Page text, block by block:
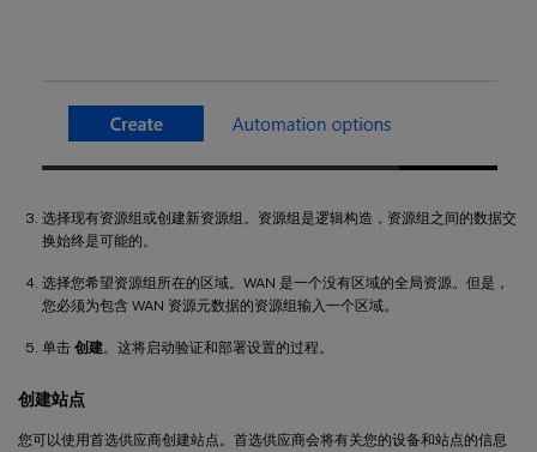
选择现有资源组或创建新资源组。资源组是逻辑构造，资源组之间的数据交
换始终是可能的。
选择您希望资源组所在的区域。WAN 是一个没有区域的全局资源。但是，
您必须为包含 WAN 资源元数据的资源组输入一个区域。
单击 创建。这将启动验证和部署设置的过程。
创建站点
您可以使用首选供应商创建站点。首选供应商会将有关您的设备和站点的信息